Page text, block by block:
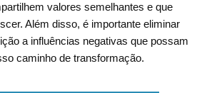
valores semelhantes e que
Além disso, é importante eliminar
a influências negativas que possam
caminho de transformação.